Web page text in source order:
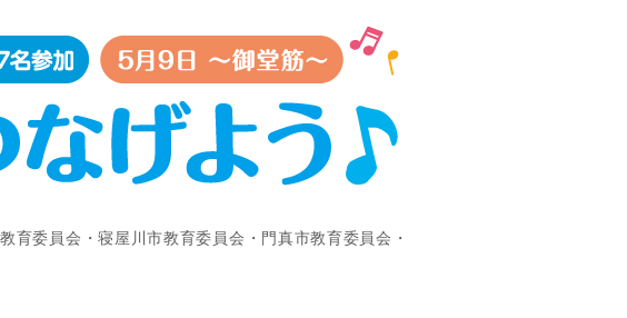
育委員会・寝屋川市教育委員会・門真市教育委員会・